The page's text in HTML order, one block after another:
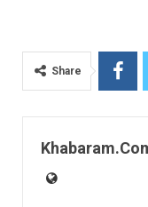
Share